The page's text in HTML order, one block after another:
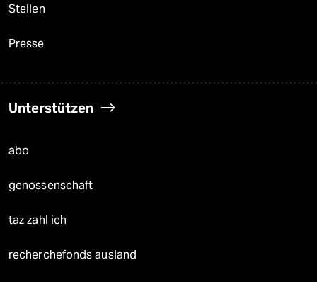
Stellen
Presse
Unterstützen
abo
genossenschaft
taz zahl ich
recherchefonds ausland